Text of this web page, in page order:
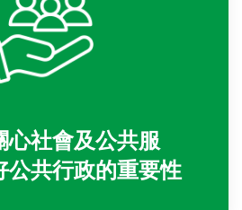
心社會及公共服
公共行政的重要性